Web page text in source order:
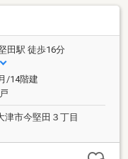
田駅 徒歩16分
/14階建
津市今堅田３丁目